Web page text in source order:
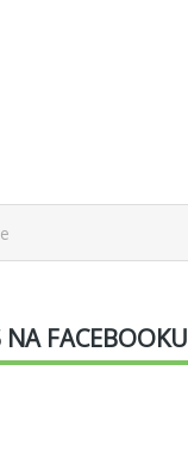
FACEBOOKU